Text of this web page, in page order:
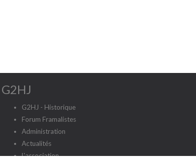
G2HJ
G2HJ - Historique
Forum Framalistes
Administration
Actualités
L'association